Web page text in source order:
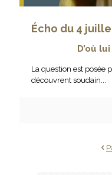
Écho du 4
D’où
La question est posée
découvrent soudain...